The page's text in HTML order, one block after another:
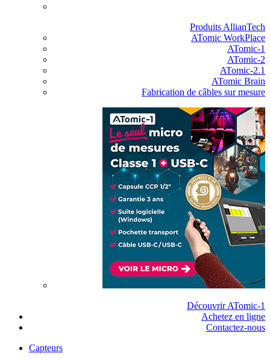
Produits AllianTech
ATomic WorkPlace
ATomic-1
ATomic-2
ATomic-2.1
ATomic Brain
Fabrication de câbles sur mesure
Découvrir ATomic-1
Achetez en ligne
Contactez-nous
Capteurs